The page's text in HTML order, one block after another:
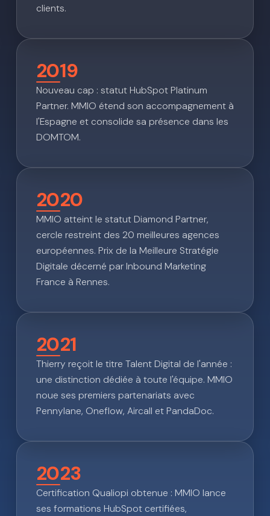
clients.
2019
Nouveau cap : statut HubSpot Platinum
Partner. MMIO étend son accompagnement à
l'Espagne et consolide sa présence dans les
DOMTOM.
2020
MMIO atteint le statut Diamond Partner,
cercle restreint des 20 meilleures agences
européennes. Prix de la Meilleure Stratégie
Digitale décerné par Inbound Marketing
France à Rennes.
2021
Thierry reçoit le titre Talent Digital de l'année :
une distinction dédiée à toute l'équipe. MMIO
noue ses premiers partenariats avec
Pennylane, Oneflow, Aircall et PandaDoc.
2023
Certification Qualiopi obtenue : MMIO lance
ses formations HubSpot certifiées,